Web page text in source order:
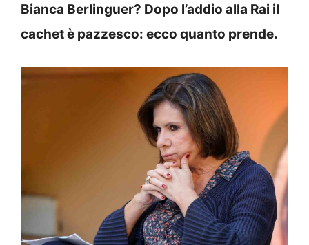
Bianca Berlinguer? Dopo l’addio alla Rai il
cachet è pazzesco: ecco quanto prende.